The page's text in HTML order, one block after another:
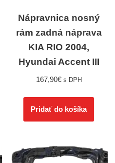
Nápravnica nosný
rám zadná náprava
KIA RIO 2004,
Hyundai Accent III
167,90€ s DPH
Pridať do košíka